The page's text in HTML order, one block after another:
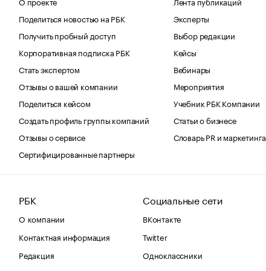
Поделиться новостью на РБК
Получить пробный доступ
Корпоративная подписка РБК
Стать экспертом
Отзывы о вашей компании
Поделиться кейсом
Создать профиль группы компаний
Отзывы о сервисе
Сертифицированные партнеры
Эксперты
Выбор редакции
Кейсы
Вебинары
Мероприятия
Учебник РБК Компании
Статьи о бизнесе
Словарь PR и маркетинга
РБК
О компании
Контактная информация
Редакция
Социальные сети
ВКонтакте
Twitter
Одноклассники